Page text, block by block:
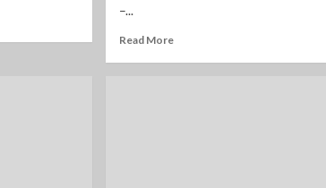
–...
Read More